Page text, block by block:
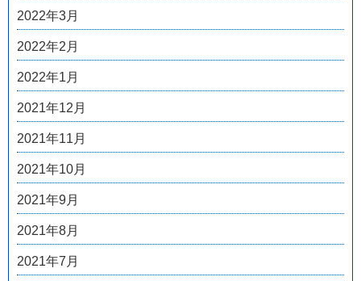
2022年3月
2022年2月
2022年1月
2021年12月
2021年11月
2021年10月
2021年9月
2021年8月
2021年7月